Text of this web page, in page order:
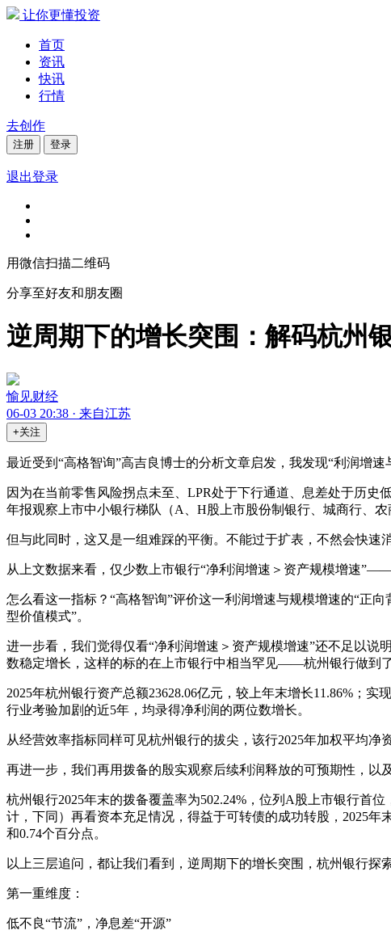
让你更懂投资
首页
资讯
快讯
行情
去创作
注册 登录
退出登录
用微信扫描二维码
分享至好友和朋友圈
逆周期下的增长突围：解码杭州
愉见财经
06-03 20:38 · 来自江苏
+关注
最近受到“高格智询”高吉良博士的分析文章启发，我发现“利润增
因为在当前零售风险拐点未至、LPR处于下行通道、息差处于历史
年报观察上市中小银行梯队（A、H股上市股份制银行、城商行、
但与此同时，这又是一组难踩的平衡。不能过于扩表，不然会快速
从上文数据来看，仅少数上市银行“净利润增速＞资产规模增速”——
怎么看这一指标？“高格智询”评价这一利润增速与规模增速的“正
型价值模式”。
进一步看，我们觉得仅看“净利润增速＞资产规模增速”还不足以
数稳定增长，这样的标的在上市银行中相当罕见——杭州银行做到了
2025年杭州银行资产总额23628.06亿元，较上年末增长11.86%；
行业考验加剧的近5年，均录得净利润的两位数增长。
从经营效率指标同样可见杭州银行的拔尖，该行2025年加权平均净
再进一步，我们再用拨备的殷实观察后续利润释放的可预期性，以
杭州银行2025年末的拨备覆盖率为502.24%，位列A股上市银行首
计，下同）再看资本充足情况，得益于可转债的成功转股，2025年
和0.74个百分点。
以上三层追问，都让我们看到，逆周期下的增长突围，杭州银行探
第一重维度：
低不良“节流”，净息差“开源”